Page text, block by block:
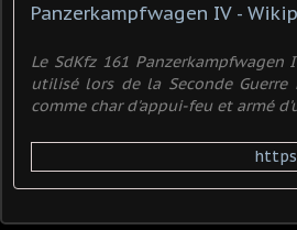
Panzerkampfwagen IV -
Le SdKfz 161
utilisé lors de la Seconde
comme char d'appui-feu et armé